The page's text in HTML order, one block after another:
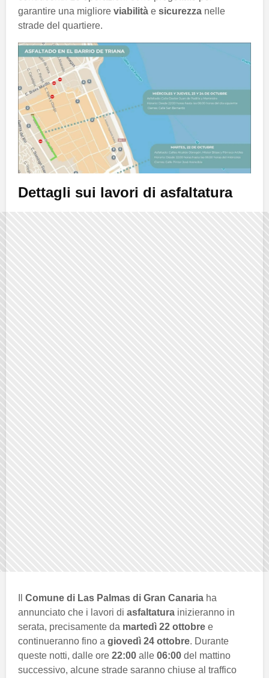
garantire una migliore viabilità e sicurezza nelle
strade del quartiere.
Dettagli sui lavori di asfaltatura
Comune di Las Palmas di Gran Canaria ha
annunciato che i lavori di asfaltatura inizieranno in
serata, precisamente da martedì 22 ottobre e
continueranno fino a giovedì 24 ottobre. Durante
queste notti, dalle ore 22:00 alle 06:00 del mattino
successivo, alcune strade saranno chiuse al traffico